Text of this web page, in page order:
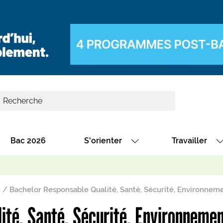
Bac 2026 S'orienter
Alternance : les formations des écoles
Travailler
Décrocher un
Bachelor Responsable Qualité, Santé, Sécurité,
Santé, Sécurité,